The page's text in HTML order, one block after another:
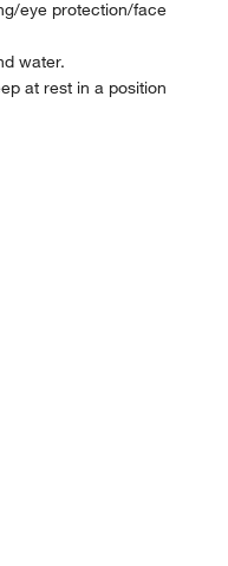
eye protection/face
water.
at rest in a position